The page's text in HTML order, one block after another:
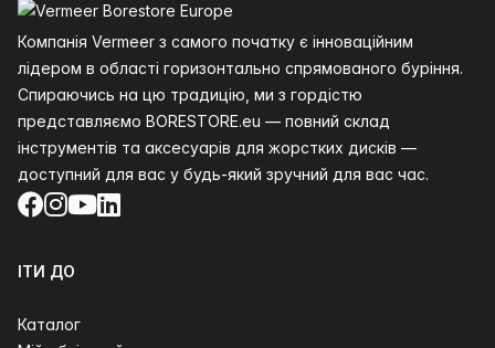
Компанія Vermeer з самого початку є інноваційним
лідером в області горизонтально спрямованого буріння.
Спираючись на цю традицію, ми з гордістю
представляємо BORESTORE.eu — повний склад
інструментів та аксесуарів для жорстких дисків —
доступний для вас у будь-який зручний для вас час.
Facebook
Instagram
YouTube
LinkedIn
ІТИ ДО
Каталог